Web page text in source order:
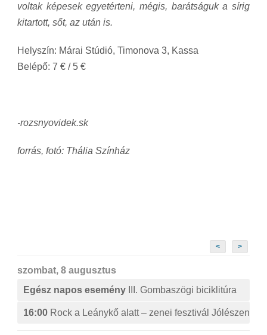
voltak képesek egyetérteni, mégis, barátságuk a sírig
kitartott, sőt, az után is.
Helyszín: Márai Stúdió, Timonova 3, Kassa
Belépő: 7 € / 5 €
-rozsnyovidek.sk
forrás, fotó: Thália Színház
< >
szombat, 8 augusztus
Egész napos esemény
III. Gombaszögi biciklitúra
16:00 Rock a Leánykő alatt – zenei fesztivál Jólészen